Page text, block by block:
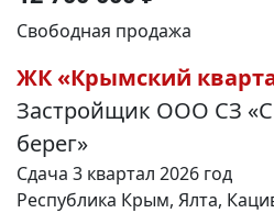
Свободная продажа
ЖК «Крымский
Застройщик ООО СЗ
берег»
Сдача 3 квартал 2026 год
Республика Крым, Ялта,